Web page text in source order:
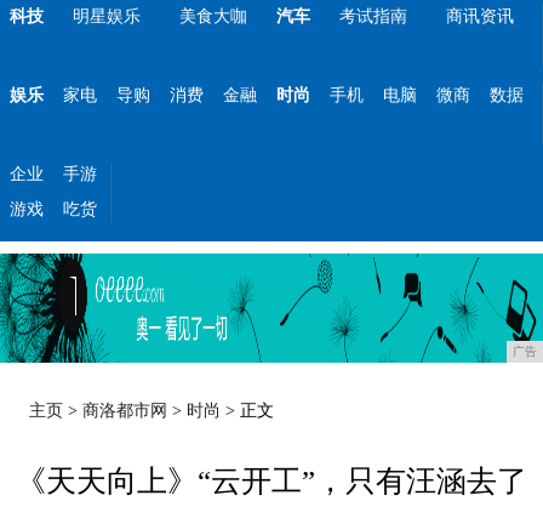
科技 明星娱乐 美食大咖 汽车 考试指南 商讯资讯
娱乐 家电 导购 消费 金融 时尚 手机 电脑 微商 数据
企业
手游
游戏
吃货
广告
主页 >商洛都市网 > 时尚 > 正文
《天天向上》“云开工”，只有汪涵去了